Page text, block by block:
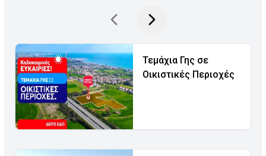
Τεμάχια Γης σε
Οικιστικές Περιοχές